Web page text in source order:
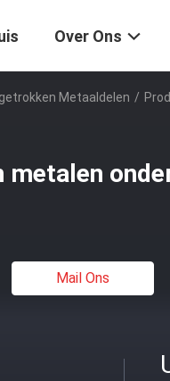
Over Ons
Metaaldelen /
metalen
Mail Ons